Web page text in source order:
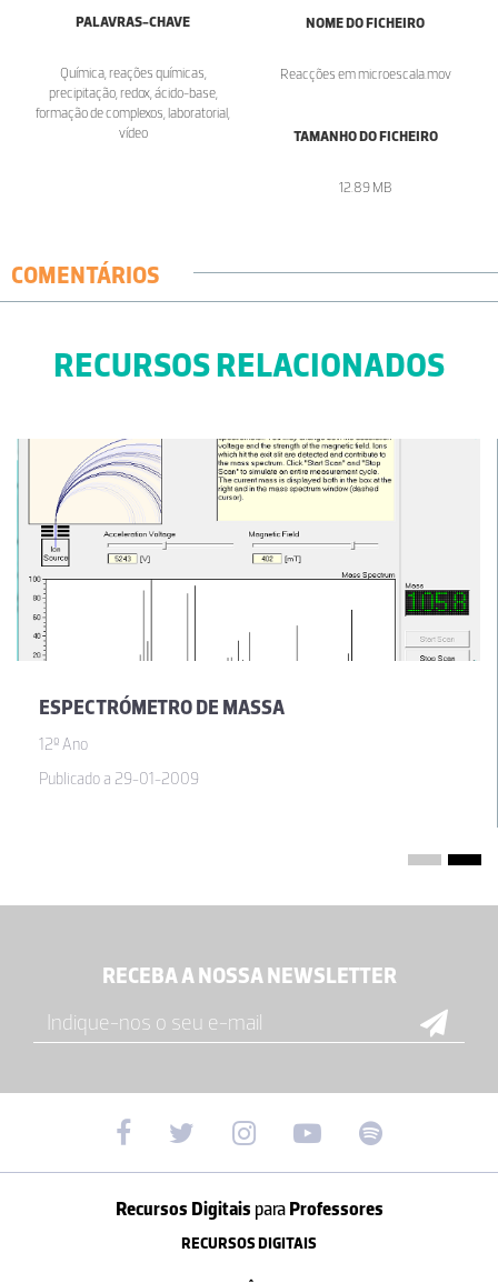
PALAVRAS-CHAVE
Química, reações químicas,
precipitação, redox, ácido-base,
formação de complexos, laboratorial,
vídeo
NOME DO FICHEIRO
Reacções em microescala.mov
TAMANHO DO FICHEIRO
12.89 MB
COMENTÁRIOS
RECURSOS RELACIONADOS
ESPECTRÓMETRO DE MASSA
12º Ano
Publicado a 29-01-2009
RECEBA A NOSSA NEWSLETTER
Recursos Digitais paraProfessores
RECURSOS DIGITAIS